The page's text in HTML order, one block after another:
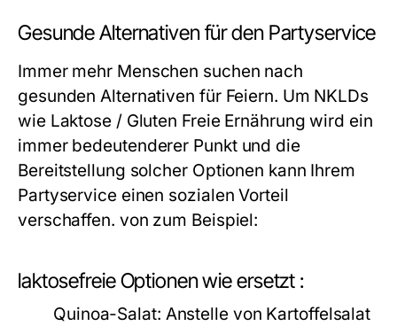
Gesunde Alternativen für den Partyservice
Immer mehr Menschen suchen nach
gesunden Alternativen für Feiern. Um NKLDs
wie Laktose / Gluten Freie Ernährung wird ein
immer bedeutenderer Punkt und die
Bereitstellung solcher Optionen kann Ihrem
Partyservice einen sozialen Vorteil
verschaffen. von zum Beispiel:
laktosefreie Optionen wie ersetzt :
Quinoa-Salat: Anstelle von Kartoffelsalat